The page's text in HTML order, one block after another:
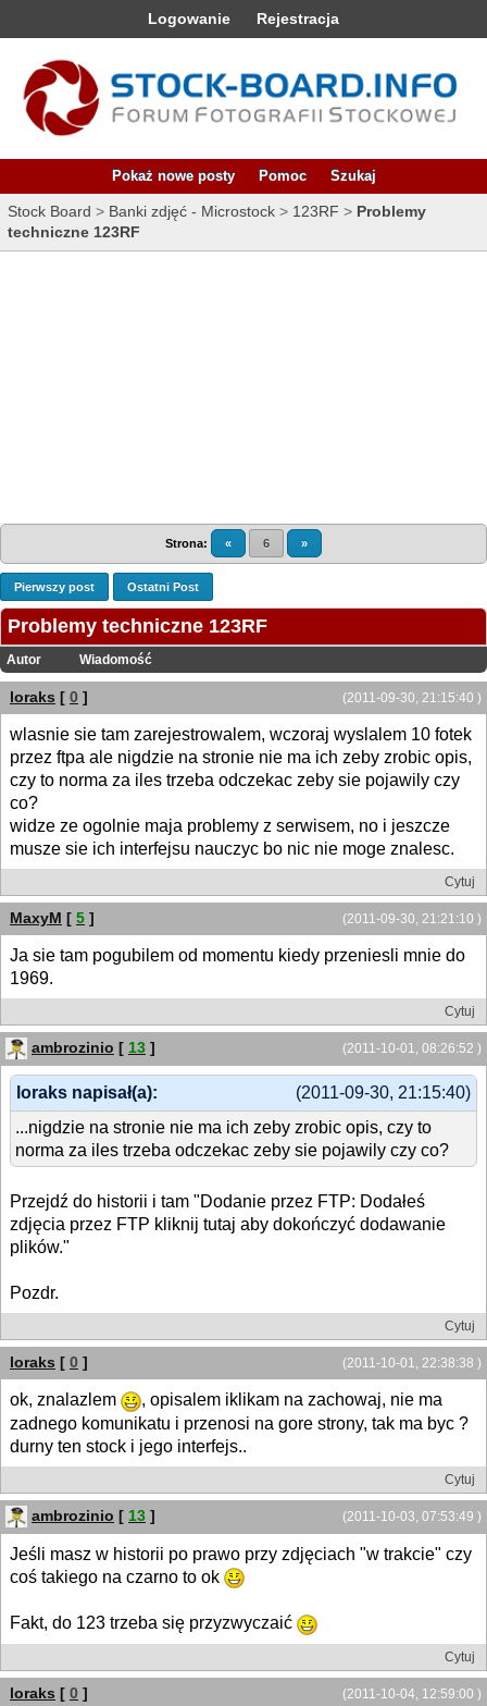
Logowanie Rejestracja
Pokaż nowe posty Pomoc Szukaj
Stock Board > Banki zdjęć - Microstock > 123RF > Problemy
techniczne 123RF
Strona: « 6 »
Pierwszy post Ostatni Post
Problemy techniczne 123RF
Autor Wiadomość
(2011-09-30, 21:15:40 )
loraks [ 0 ]
wlasnie sie tam zarejestrowalem, wczoraj wyslalem 10 fotek
przez ftpa ale nigdzie na stronie nie ma ich zeby zrobic opis,
czy to norma za iles trzeba odczekac zeby sie pojawily czy
co?
widze ze ogolnie maja problemy z serwisem, no i jeszcze
musze sie ich interfejsu nauczyc bo nic nie moge znalesc.
Cytuj
(2011-09-30, 21:21:10 )
MaxyM [ 5 ]
Ja sie tam pogubilem od momentu kiedy przeniesli mnie do
1969.
Cytuj
(2011-10-01, 08:26:52 )
ambrozinio [ 13 ]
(2011-09-30, 21:15:40)
loraks napisał(a):
...nigdzie na stronie nie ma ich zeby zrobic opis, czy to
norma za iles trzeba odczekac zeby sie pojawily czy co?
Przejdź do historii i tam "Dodanie przez FTP: Dodałeś
zdjęcia przez FTP kliknij tutaj aby dokończyć dodawanie
plików."
Pozdr.
Cytuj
(2011-10-01, 22:38:38 )
loraks [ 0 ]
ok, znalazlem
, opisalem iklikam na zachowaj, nie ma
zadnego komunikatu i przenosi na gore strony, tak ma byc ?
durny ten stock i jego interfejs..
Cytuj
(2011-10-03, 07:53:49 )
ambrozinio [ 13 ]
Jeśli masz w historii po prawo przy zdjęciach "w trakcie" czy
coś takiego na czarno to ok
Fakt, do 123 trzeba się przyzwyczaić
Cytuj
(2011-10-04, 12:59:00 )
loraks [ 0 ]